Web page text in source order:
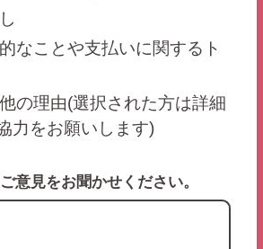
なことや支払いに関するト
の理由(選択された方は詳細
力をお願いします)
意見をお聞かせください。